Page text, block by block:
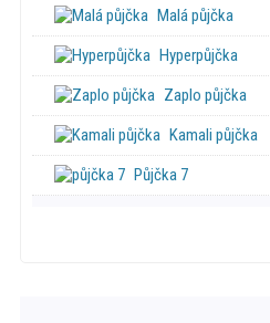
Malá půjčka
Hyperpůjčka
Zaplo půjčka
Kamali půjčka
Půjčka 7